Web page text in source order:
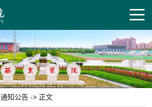
通知公告 -> 正文